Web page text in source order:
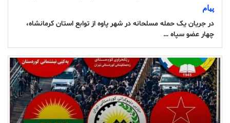
پیام
در جریان یک حمله مسلحانه در شهر پاوه از توابع استان کرمانشاه،
چهار عضو سپاه …